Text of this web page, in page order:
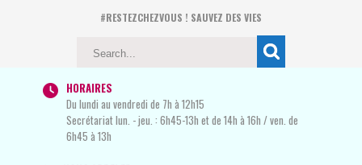
#RESTEZCHEZVOUS ! SAUVEZ DES VIES
HORAIRES
Du lundi au vendredi de 7h à 12h15
Secrétariat lun. - jeu. : 6h45-13h et de 14h à 16h / ven. de
6h45 à 13h